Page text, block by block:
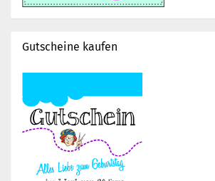
Gutscheine kaufen